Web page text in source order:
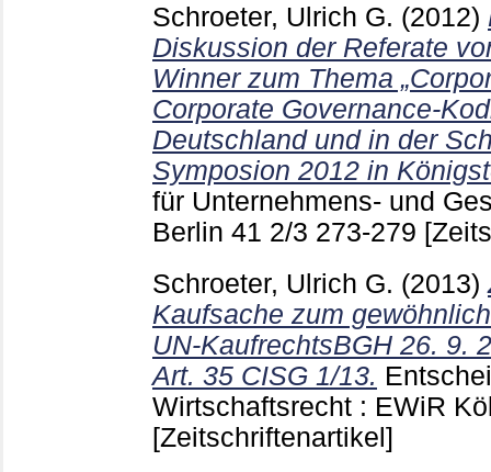
Schroeter, Ulrich G. (2012)
Diskussion der Referate
Winner zum Thema
Corporate Governance-
Deutschland und in der
Symposion 2012 in
für Unternehmens- und
Berlin 41 2/3 273-279
Schroeter, Ulrich G. (2013)
Kaufsache zum
UN-KaufrechtsBGH 26. 9.
Art. 35 CISG 1/13.
Wirtschaftsrecht : EWiR
[Zeitschriftenartikel]